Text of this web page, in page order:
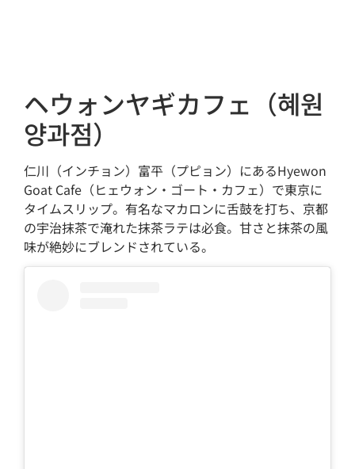
ヘウォンヤギカフェ（혜원
양과점）
仁川（インチョン）富平（プピョン）にあるHyewon
Goat Cafe（ヒェウォン・ゴート・カフェ）で東京に
タイムスリップ。有名なマカロンに舌鼓を打ち、京都
の宇治抹茶で淹れた抹茶ラテは必食。甘さと抹茶の風
味が絶妙にブレンドされている。